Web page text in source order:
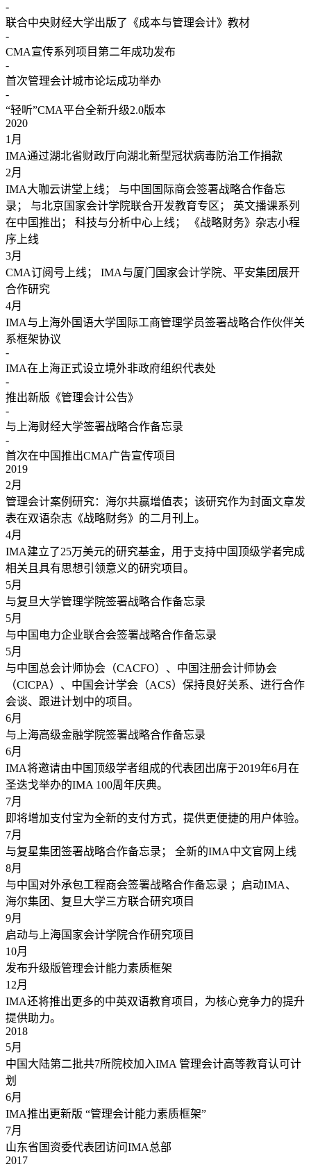
-
联合中央财经大学出版了《成本与管理会计》教材
-
CMA宣传系列项目第二年成功发布
-
首次管理会计城市论坛成功举办
-
“轻听”CMA平台全新升级2.0版本
2020
1 月
IMA通过湖北省财政厅向湖北新型冠状病毒防治工作捐款
2月
IMA大咖云讲堂上线； 与中国国际商会签署战略合作备忘
录； 与北京国家会计学院联合开发教育专区； 英文播课系列
在中国推出； 科技与分析中心上线； 《战略财务》杂志小程
序上线
3月
CMA订阅号上线； IMA与厦门国家会计学院、平安集团展开
合作研究
4月
IMA与上海外国语大学国际工商管理学员签署战略合作伙伴关
系框架协议
-
IMA在上海正式设立境外非政府组织代表处
-
推出新版《管理会计公告》
-
与上海财经大学签署战略合作备忘录
-
首次在中国推出CMA广告宣传项目
2019
2月
管理会计案例研究：海尔共赢增值表；该研究作为封面文章发
表在双语杂志《战略财务》的二月刊上。
4月
IMA建立了25万美元的研究基金，用于支持中国顶级学者完成
相关且具有思想引领意义的研究项目。
5月
与复旦大学管理学院签署战略合作备忘录
5月
与中国电力企业联合会签署战略合作备忘录
5月
与中国总会计师协会（CACFO）、中国注册会计师协会
（CICPA）、中国会计学会（ACS）保持良好关系、进行合作
会谈、跟进计划中的项目。
6月
与上海高级金融学院签署战略合作备忘录
6月
IMA将邀请由中国顶级学者组成的代表团出席于2019年6月在
圣迭戈举办的IMA 100周年庆典。
7月
即将增加支付宝为全新的支付方式，提供更便捷的用户体验。
7月
与复星集团签署战略合作备忘录； 全新的IMA中文官网上线
8月
与中国对外承包工程商会签署战略合作备忘录 ；启动IMA、
海尔集团、复旦大学三方联合研究项目
9月
启动与上海国家会计学院合作研究项目
10月
发布升级版管理会计能力素质框架
12月
IMA还将推出更多的中英双语教育项目，为核心竞争力的提升
提供助力。
2018
5月
中国大陆第二批共7所院校加入IMA 管理会计高等教育认可计
划
6月
IMA推出更新版 “管理会计能力素质框架”
7月
山东省国资委代表团访问IMA总部
2017